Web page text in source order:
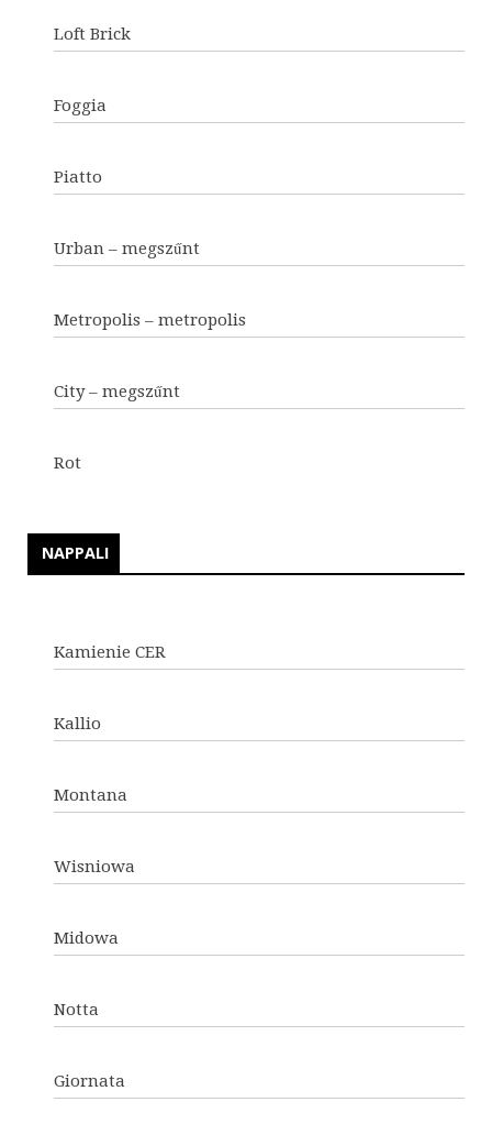
Loft Brick
Foggia
Piatto
Urban – megszűnt
Metropolis – metropolis
City – megszűnt
Rot
NAPPALI
Kamienie CER
Kallio
Montana
Wisniowa
Midowa
Notta
Giornata